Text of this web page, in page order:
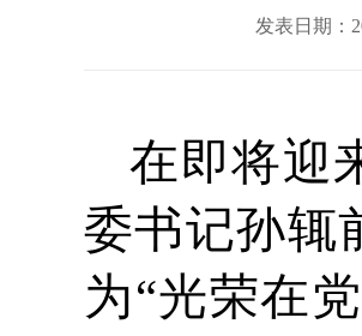
发表日期：
在即将迎
委书记孙辄
为“光荣在